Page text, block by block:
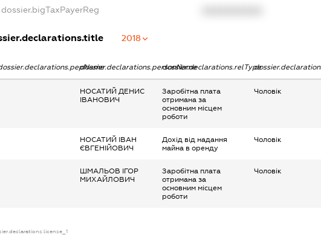
dossier.bigTaxPayerReg
2018
dossier.declarations.personNamedossier.declarations.relType
НОСАТИЙ ДЕНИС
ІВАНОВИЧ
Заробітна плата
отримана за
основним місцем
роботи
Чоловік
НОСАТИЙ ІВАН
ЄВГЕНІЙОВИЧ
Дохід від надання
майна в оренду
Чоловік
ШМАЛЬОВ ІГОР
МИХАЙЛОВИЧ
Заробітна плата
отримана за
основним місцем
роботи
Чоловік